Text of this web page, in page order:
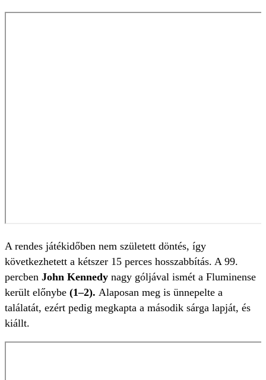
A rendes játékidőben nem született döntés, így
következhetett a kétszer 15 perces hosszabbítás. A 99.
percben John Kennedy nagy góljával ismét a Fluminense
került előnybe (1–2). Alaposan meg is ünnepelte a
találatát, ezért pedig megkapta a második sárga lapját, és
kiállt.